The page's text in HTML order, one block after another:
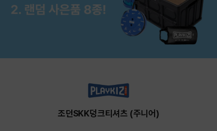
조던SKK덩크티셔츠 (주니어)